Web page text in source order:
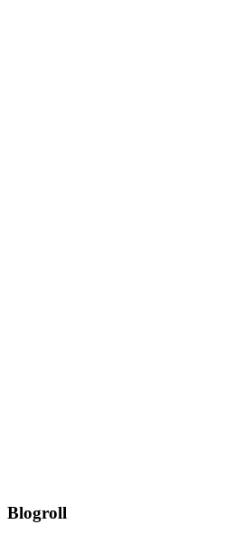
Blogroll